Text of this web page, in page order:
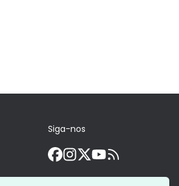
Siga-nos